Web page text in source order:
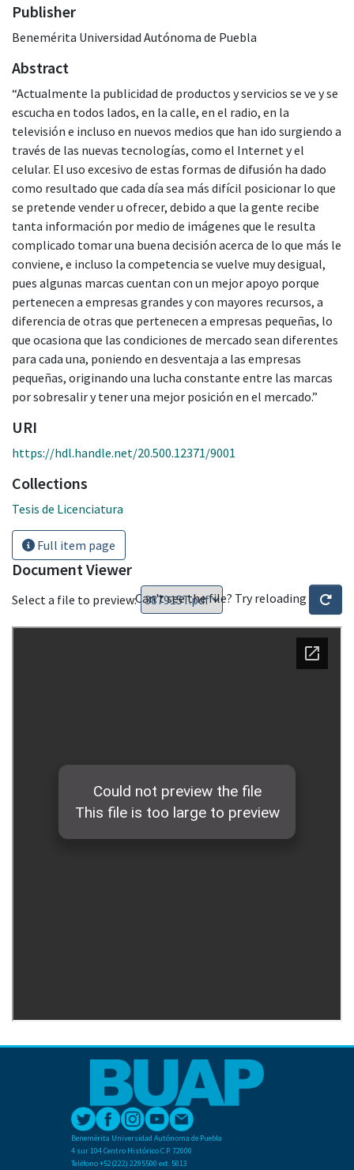
Publisher
Benemérita Universidad Autónoma de Puebla
Abstract
“Actualmente la publicidad de productos y servicios se ve y se
escucha en todos lados, en la calle, en el radio, en la
televisión e incluso en nuevos medios que han ido surgiendo a
través de las nuevas tecnologías, como el Internet y el
celular. El uso excesivo de estas formas de difusión ha dado
como resultado que cada día sea más difícil posicionar lo que
se pretende vender u ofrecer, debido a que la gente recibe
tanta información por medio de imágenes que le resulta
complicado tomar una buena decisión acerca de lo que más le
conviene, e incluso la competencia se vuelve muy desigual,
pues algunas marcas cuentan con un mejor apoyo porque
pertenecen a empresas grandes y con mayores recursos, a
diferencia de otras que pertenecen a empresas pequeñas, lo
que ocasiona que las condiciones de mercado sean diferentes
para cada una, poniendo en desventaja a las empresas
pequeñas, originando una lucha constante entre las marcas
por sobresalir y tener una mejor posición en el mercado.”
URI
https://hdl.handle.net/20.500.12371/9001
Collections
Tesis de Licenciatura
Full item page
Document Viewer
Select a file to preview:Can't see the file? Try reloading
Benemérita Universidad Autónoma de Puebla
4 sur 104 Centro Histórico C.P. 72000
Teléfono +52(222) 2295500 ext. 5013